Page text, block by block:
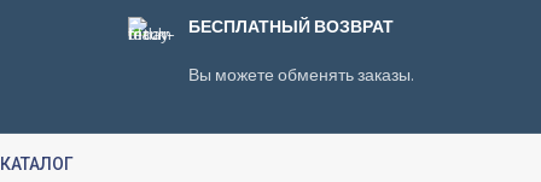
БЕСПЛАТНЫЙ ВОЗВРАТ
Вы можете обменять заказы.
КАТАЛОГ